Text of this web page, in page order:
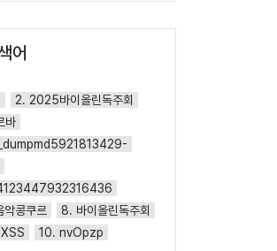
어
2. 2025바이올린독주회
바
악콩쿠르
8. 바이올린독주회
10. nvOpzp